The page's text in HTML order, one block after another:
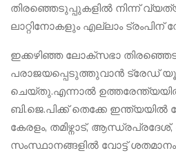
തിരഞ്ഞെടുപ്പുകളിൽ നിന്ന്
ലാറ്റിനോകളും എല്ലാം ട്രംപിന്
ഇക്കഴിഞ്ഞ ലോക്സഭാ
പരാജയപ്പെടുത്തുവാൻ
ചെയ്തു.എന്നാൽ ഉത്തരേന്ത്യയിൽ
ബി.ജെ.പിക്ക് തെക്കേ ഇന്ത്യയിൽ
കേരളം, തമിഴ്നാട്,
സംസ്ഥാനങ്ങളിൽ വോട്ട് ശതമാനം